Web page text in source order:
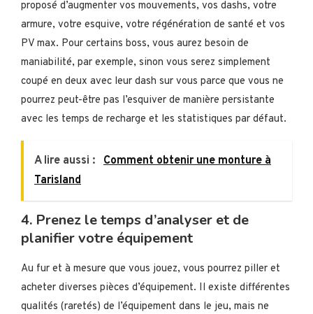
proposé d’augmenter vos mouvements, vos dashs, votre
armure, votre esquive, votre régénération de santé et vos
PV max. Pour certains boss, vous aurez besoin de
maniabilité, par exemple, sinon vous serez simplement
coupé en deux avec leur dash sur vous parce que vous ne
pourrez peut-être pas l’esquiver de manière persistante
avec les temps de recharge et les statistiques par défaut.
A lire aussi :
Comment obtenir une monture à
Tarisland
4. Prenez le temps d’analyser et de
planifier votre équipement
Au fur et à mesure que vous jouez, vous pourrez piller et
acheter diverses pièces d’équipement. Il existe différentes
qualités (raretés) de l’équipement dans le jeu, mais ne